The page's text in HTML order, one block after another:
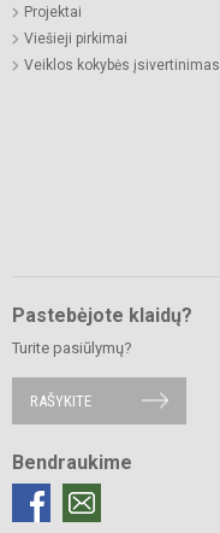
Projektai
Viešieji pirkimai
Veiklos kokybės įsivertinimas
Pastebėjote klaidų?
Turite pasiūlymų?
RAŠYKITE
Bendraukime